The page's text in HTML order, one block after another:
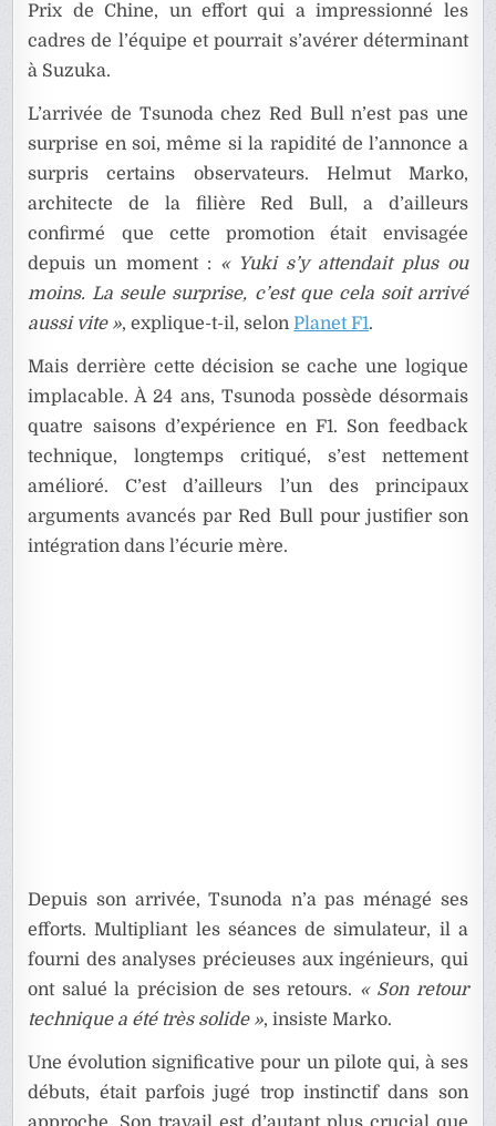
Prix de Chine, un effort qui a impressionné les
cadres de l’équipe et pourrait s’avérer déterminant
à Suzuka.
L’arrivée de Tsunoda chez Red Bull n’est pas une
surprise en soi, même si la rapidité de l’annonce a
surpris certains observateurs. Helmut Marko,
architecte de la filière Red Bull, a d’ailleurs
confirmé que cette promotion était envisagée
depuis un moment : « Yuki s’y attendait plus ou
moins. La seule surprise, c’est que cela soit arrivé
aussi vite », explique-t-il, selonPlanet F1.
Mais derrière cette décision se cache une logique
implacable. À 24 ans, Tsunoda possède désormais
quatre saisons d’expérience en F1. Son feedback
technique, longtemps critiqué, s’est nettement
amélioré. C’est d’ailleurs l’un des principaux
arguments avancés par Red Bull pour justifier son
intégration dans l’écurie mère.
Depuis son arrivée, Tsunoda n’a pas ménagé ses
efforts. Multipliant les séances de simulateur, il a
fourni des analyses précieuses aux ingénieurs, qui
ont salué la précision de ses retours. « Son retour
technique a été très solide », insiste Marko.
Une évolution significative pour un pilote qui, à ses
débuts, était parfois jugé trop instinctif dans son